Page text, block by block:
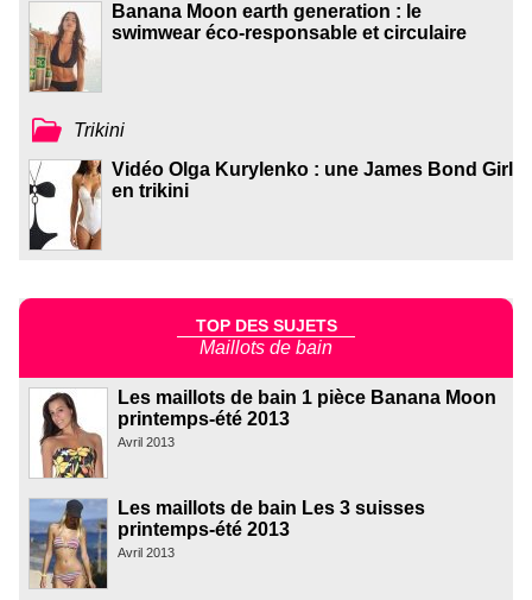
Banana Moon earth generation : le
swimwear éco-responsable et circulaire
Trikini
Vidéo Olga Kurylenko : une James Bond Girl
en trikini
TOP DES SUJETS
Maillots de bain
Les maillots de bain 1 pièce Banana Moon
printemps-été 2013
Avril 2013
Les maillots de bain Les 3 suisses
printemps-été 2013
Avril 2013